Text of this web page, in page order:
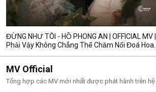
ĐỪNG NHƯ TÔI - HỒ PHONG AN | OFFICIAL
Phải Vậy Không Chẳng Thể Chăm Nổi Đoá Hoa..
MV Official
Tổng hợp các MV mới nhất được phát hành trên hệ